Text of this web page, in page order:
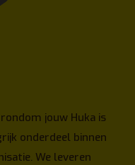
jouw Huka is
onderdeel binnen
We leveren